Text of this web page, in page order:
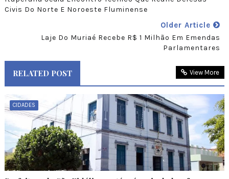
Civis Do Norte E Noroeste Fluminense
Older Article
Laje Do Muriaé Recebe R$ 1 Milhão Em Emendas
Parlamentares
RELATED POST View More
CIDADES